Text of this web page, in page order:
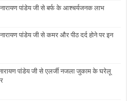
पांडेय जी से बर्फ के आश्चर्यजनक लाभ
पांडेय जी से कमर और पीठ दर्द होने पर इन
पांडेय जी से एलर्जी नजला जुकाम के घरेलू